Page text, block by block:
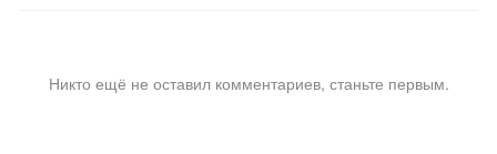
Никто ещё не оставил комментариев, станьте первым.